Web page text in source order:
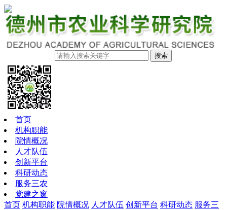
搜索
首页
机构职能
院情概况
人才队伍
创新平台
科研动态
服务三农
党建之窗
首页 机构职能 院情概况 人才队伍 创新平台 科研动态 服务三